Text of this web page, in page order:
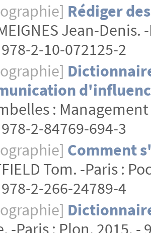
Rédiger
Jean-Denis.
2-10-072125-2
:
2-84769-694-3
Comment
Tom. -Paris :
2-266-24789-4
-Paris : Plon, 2015. -